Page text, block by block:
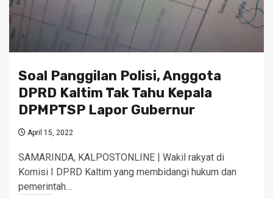
Soal Panggilan Polisi, Anggota
DPRD Kaltim Tak Tahu Kepala
DPMPTSP Lapor Gubernur
April 15, 2022
SAMARINDA, KALPOSTONLINE | Wakil rakyat di
Komisi I DPRD Kaltim yang membidangi hukum dan
pemerintah…